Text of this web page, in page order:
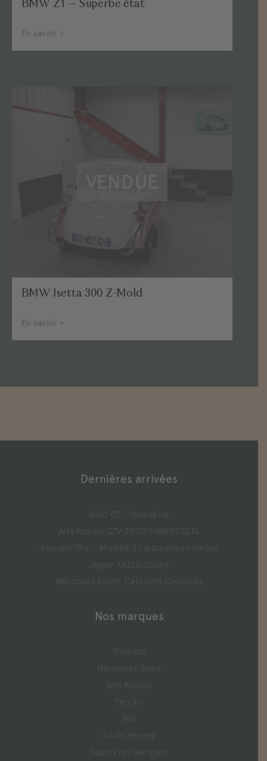
BMW Z1 – Superbe état
En savoir +
BMW Isetta 300 Z-Mold
En savoir +
Dernières arrivées
MGC GT – Overdrive
Alfa Roméo GTV 2000 TURBODELTA
Triumph TR6 – Montée 3 carburateurs Weber
Jaguar XK120 Coupé
Mercedes 250SE Cabriolet Concours
Nos marques
Triumph
Mercedes-Benz
Alfa Romeo
Ferrari
MG
Austin Healey
Toutes les marques